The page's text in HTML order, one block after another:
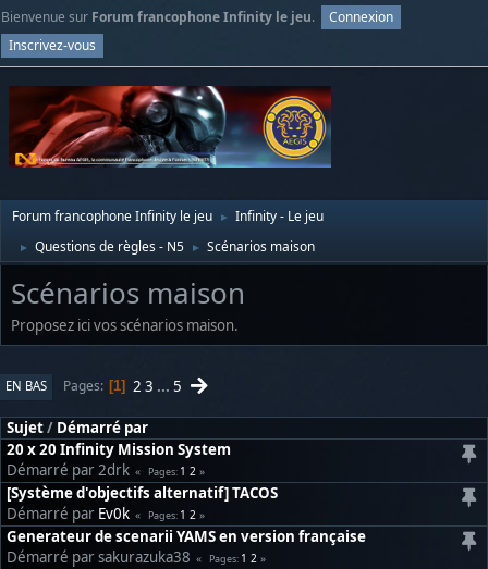
Bienvenue sur Forum francophone Infinity le jeu.
Connexion
Inscrivez-vous
Forum francophone Infinity le jeu ► Infinity - Le jeu
► Questions de règles - N5 ► Scénarios maison
Scénarios maison
Proposez ici vos scénarios maison.
EN BAS Pages 1 2 3 ... 5
Sujet/ Démarré par
20 x 20 Infinity Mission System
Démarré par 2drk
Pages 1 2
[Système d'objectifs alternatif] TACOS
Démarré par Ev0k Pages 1 2
Generateur de scenarii YAMS en version française
Démarré par sakurazuka38
Pages 1 2